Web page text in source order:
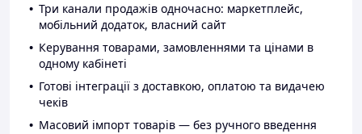
Три канали продажів одночасно: маркетплейс,
мобільний додаток, власний сайт
Керування товарами, замовленнями та цінами в
одному кабінеті
Готові інтеграції з доставкою, оплатою та видачею
чеків
Масовий імпорт товарів — без ручного введення